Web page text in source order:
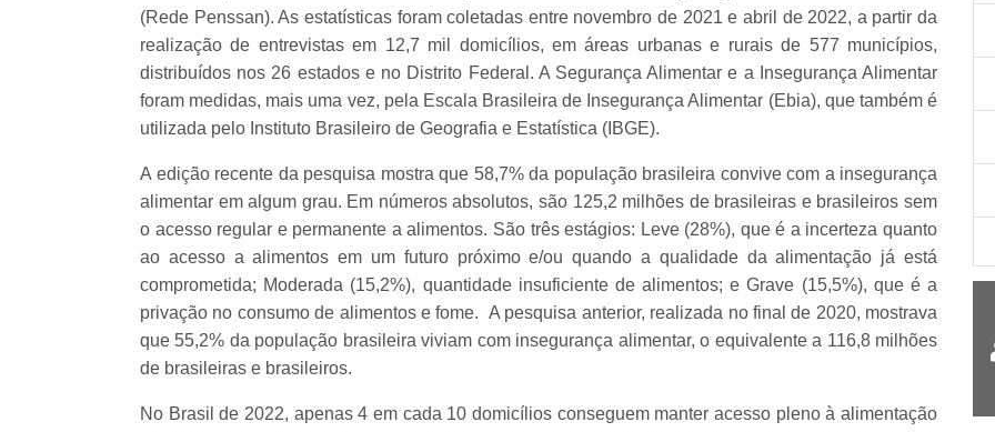
(Rede Penssan). As estatísticas foram coletadas entre novembro de 2021 e abril de 2022, a partir da
realização de entrevistas em 12,7 mil domicílios, em áreas urbanas e rurais de 577 municípios,
distribuídos nos 26 estados e no Distrito Federal. A Segurança Alimentar e a Insegurança Alimentar
foram medidas, mais uma vez, pela Escala Brasileira de Insegurança Alimentar (Ebia), que também é
utilizada pelo Instituto Brasileiro de Geografia e Estatística (IBGE).
A edição recente da pesquisa mostra que 58,7% da população brasileira convive com a insegurança
alimentar em algum grau. Em números absolutos, são 125,2 milhões de brasileiras e brasileiros sem
o acesso regular e permanente a alimentos. São três estágios: Leve (28%), que é a incerteza quanto
ao acesso a alimentos em um futuro próximo e/ou quando a qualidade da alimentação já está
comprometida; Moderada (15,2%), quantidade insuficiente de alimentos; e Grave (15,5%), que é a
privação no consumo de alimentos e fome. A pesquisa anterior, realizada no final de 2020, mostrava
que 55,2% da população brasileira viviam com insegurança alimentar, o equivalente a 116,8 milhões
de brasileiras e brasileiros.
No Brasil de 2022, apenas 4 em cada 10 domicílios conseguem manter acesso pleno à alimentação